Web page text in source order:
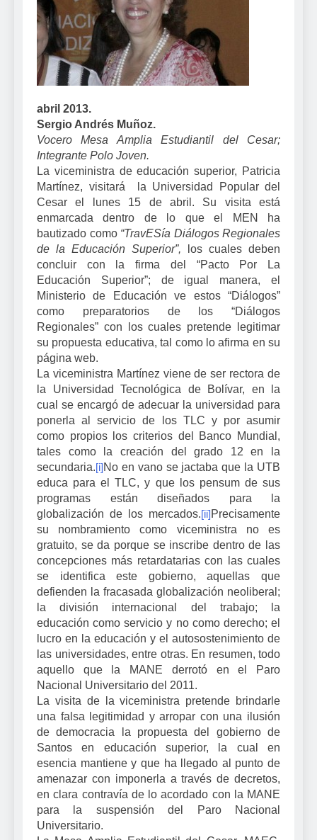
abril 2013.
Sergio Andrés Muñoz.
Vocero Mesa Amplia Estudiantil del Cesar;
Integrante Polo Joven.
La viceministra de educación superior, Patricia
Martínez, visitará la Universidad Popular del
Cesar el lunes 15 de abril. Su visita está
enmarcada dentro de lo que el MEN ha
bautizado como “TravESía Diálogos Regionales
de la Educación Superior”,
los cuales deben
concluir con la firma del “Pacto Por La
Educación Superior”; de igual manera, el
Ministerio de Educación ve estos “Diálogos”
como preparatorios de los “Diálogos
Regionales” con los cuales pretende legitimar
su propuesta educativa, tal como lo afirma en su
página web.
La viceministra Martínez viene de ser rectora de
la Universidad Tecnológica de Bolívar, en la
cual se encargó de adecuar la universidad para
ponerla al servicio de los TLC y por asumir
como propios los criterios del Banco Mundial,
tales como la creación del grado 12 en la
secundaria.[i] No en vano se jactaba que la UTB
educa para el TLC, y que los pensum de sus
programas están diseñados para la
globalización de los mercados.[ii] Precisamente
su nombramiento como viceministra no es
gratuito, se da porque se inscribe dentro de las
concepciones más retardatarias con las cuales
se identifica este gobierno, aquellas que
defienden la fracasada globalización neoliberal;
la división internacional del trabajo; la
educación como servicio y no como derecho; el
lucro en la educación y el autosostenimiento de
las universidades, entre otras. En resumen, todo
aquello que la MANE derrotó en el Paro
Nacional Universitario del 2011.
La visita de la viceministra pretende brindarle
una falsa legitimidad y arropar con una ilusión
de democracia la propuesta del gobierno de
Santos en educación superior, la cual en
esencia mantiene y que ha llegado al punto de
amenazar con imponerla a través de decretos,
en clara contravía de lo acordado con la MANE
para la suspensión del Paro Nacional
Universitario.